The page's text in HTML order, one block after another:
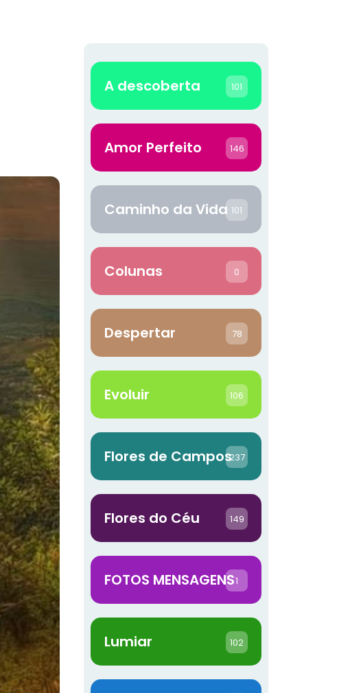
A descoberta 101
Amor Perfeito 146
Caminho da Vida 101
Colunas 0
Despertar 78
Evoluir 106
Flores de Campos237
Flores do Céu 149
FOTOS MENSAGENS1
Lumiar 102